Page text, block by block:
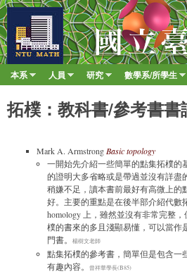
臺
大
數
學
系
Main menu
本系 人員 研究 數學系/所學生
拓樸：教科書/參考書書
Mark A. Armstrong Basic topology
一開始先介紹一些簡單的點集拓樸的
的證明大多省略或是帶過並沒有詳盡
稍嫌不足，讀本書前最好有高微上的
好。主要的重點是在後半部介紹代數
homology 上，雖然並沒有非常完整
樸的書來的多且淺顯易懂，可以當作
門書。
楊樹文老師
點集拓樸的參考書，簡單但是包含一
有趣內容。
曾祥華學長(B85)